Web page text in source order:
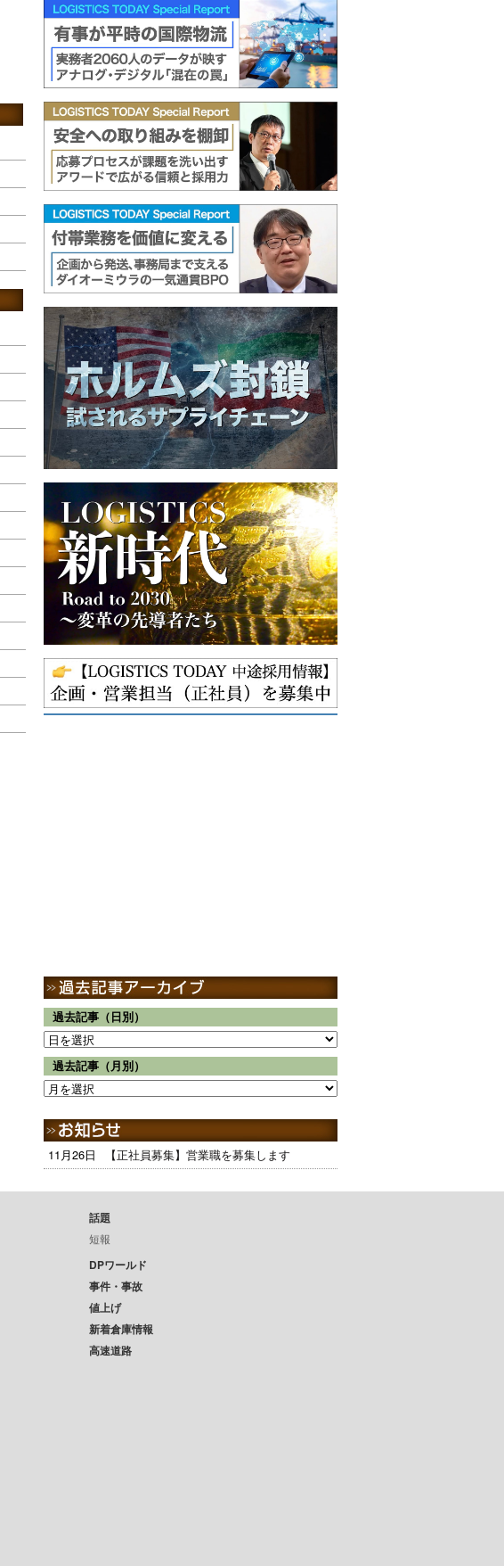
過去記事（日別）
過去記事（月別）
11月26日 【正社員募集】営業職を募集します
話題
短報
DPワールド
事件・事故
値上げ
新着倉庫情報
高速道路